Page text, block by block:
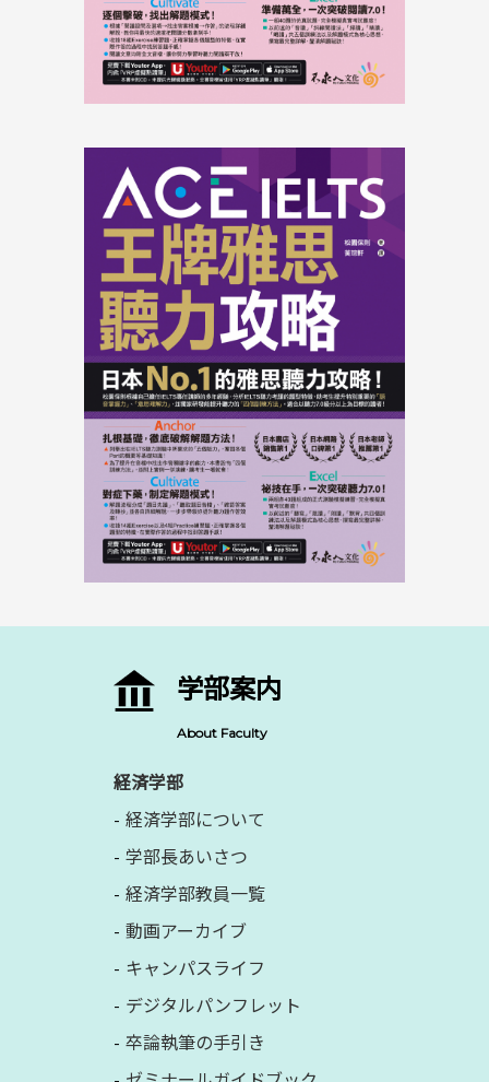
学部案内
About Faculty
経済学部
経済学部について
学部長あいさつ
経済学部教員一覧
動画アーカイブ
キャンパスライフ
デジタルパンフレット
卒論執筆の手引き